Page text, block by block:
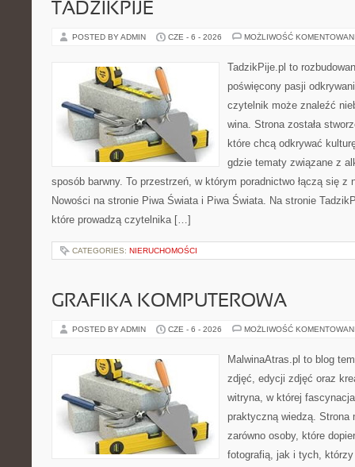
TADZIKPIJE
POSTED BY ADMIN CZE - 6 - 2026 MOŻLIWOŚĆ
TadzikPije.pl to
poświęcony pasji
czytelnik może znaleźć
wina. Strona została
które chcą odkrywać
gdzie tematy związane z
sposób barwny. To przestrzeń, w którym poradnictwo łączą się z
Nowości na stronie Piwa Świata i Piwa Świata. Na stronie
które prowadzą czytelnika […]
CATEGORIES: NIERUCHOMOŚCI
GRAFIKA KOMPUTEROWA
POSTED BY ADMIN CZE - 6 - 2026 MOŻLIWOŚĆ
MalwinaAtras.pl to blog
zdjęć, edycji zdjęć oraz
witryna, w której
praktyczną wiedzą. Strona
zarówno osoby, które
fotografią, jak i tych,